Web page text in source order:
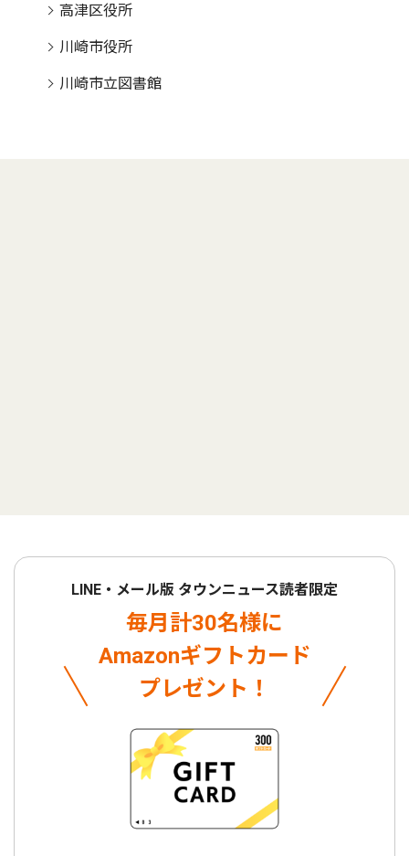
高津区役所
川崎市役所
川崎市立図書館
LINE・メール版 タウンニュース読者限定
毎月計30名様に
Amazonギフトカード
プレゼント！